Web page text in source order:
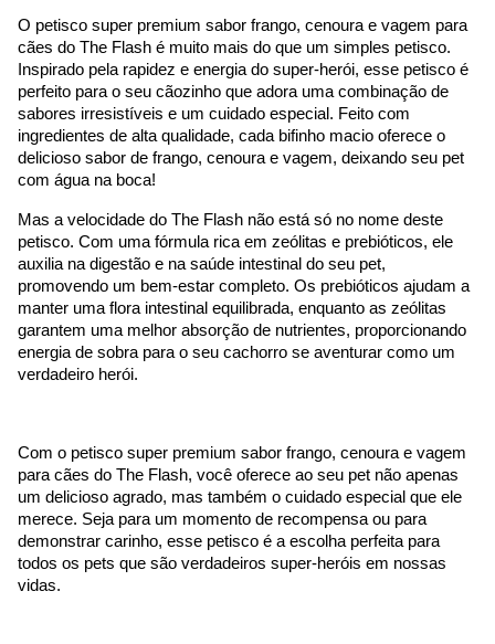
O petisco super premium sabor frango, cenoura e vagem para
cães do The Flash é muito mais do que um simples petisco.
Inspirado pela rapidez e energia do super-herói, esse petisco é
perfeito para o seu cãozinho que adora uma combinação de
sabores irresistíveis e um cuidado especial. Feito com
ingredientes de alta qualidade, cada bifinho macio oferece o
delicioso sabor de frango, cenoura e vagem, deixando seu pet
com água na boca!
Mas a velocidade do The Flash não está só no nome deste
petisco. Com uma fórmula rica em zeólitas e prebióticos, ele
auxilia na digestão e na saúde intestinal do seu pet,
promovendo um bem-estar completo. Os prebióticos ajudam a
manter uma flora intestinal equilibrada, enquanto as zeólitas
garantem uma melhor absorção de nutrientes, proporcionando
energia de sobra para o seu cachorro se aventurar como um
verdadeiro herói.
Com o petisco super premium sabor frango, cenoura e vagem
para cães do The Flash, você oferece ao seu pet não apenas
um delicioso agrado, mas também o cuidado especial que ele
merece. Seja para um momento de recompensa ou para
demonstrar carinho, esse petisco é a escolha perfeita para
todos os pets que são verdadeiros super-heróis em nossas
vidas.